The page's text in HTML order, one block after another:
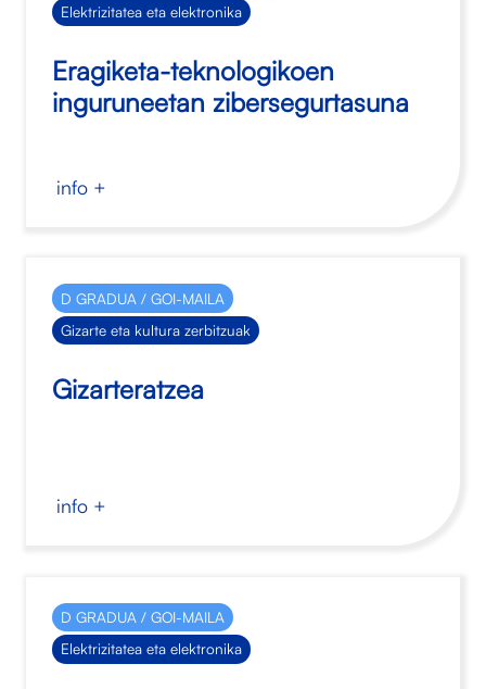
Elektrizitatea eta elektronika
Eragiketa-teknologikoen
inguruneetan zibersegurtasuna
info +
D GRADUA / GOI-MAILA
Gizarte eta kultura zerbitzuak
Gizarteratzea
info +
D GRADUA / GOI-MAILA
Elektrizitatea eta elektronika